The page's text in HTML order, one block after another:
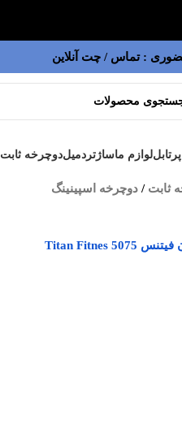
: تماس / چت آنلاین
لوازم ماساژ تردمیلدوچرخه ثابت
ثابت / دوچرخه اسپینینگ